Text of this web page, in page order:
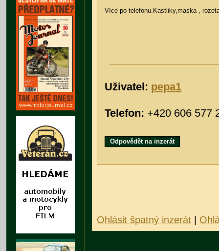
Více po telefonu.Kastliky,maska ,
Uživatel: pepa1
Telefon: +420 606 577
Odpovědět na inzerát
Ohlásit špatný inzerát